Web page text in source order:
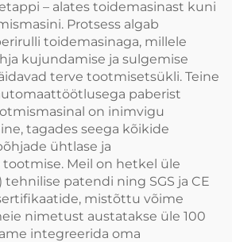
– alates toidemasinast kuni
Protsess algab
toidemasinaga, millele
kujundamise ja sulgemise
terve tootmisetsükli. Teine
paberist
on inimvigu
tagades seega kõikide
ühtlase ja
Meil on hetkel üle
patendi ning SGS ja CE
mistõttu võime
nimetust austatakse üle 100
integreerida oma